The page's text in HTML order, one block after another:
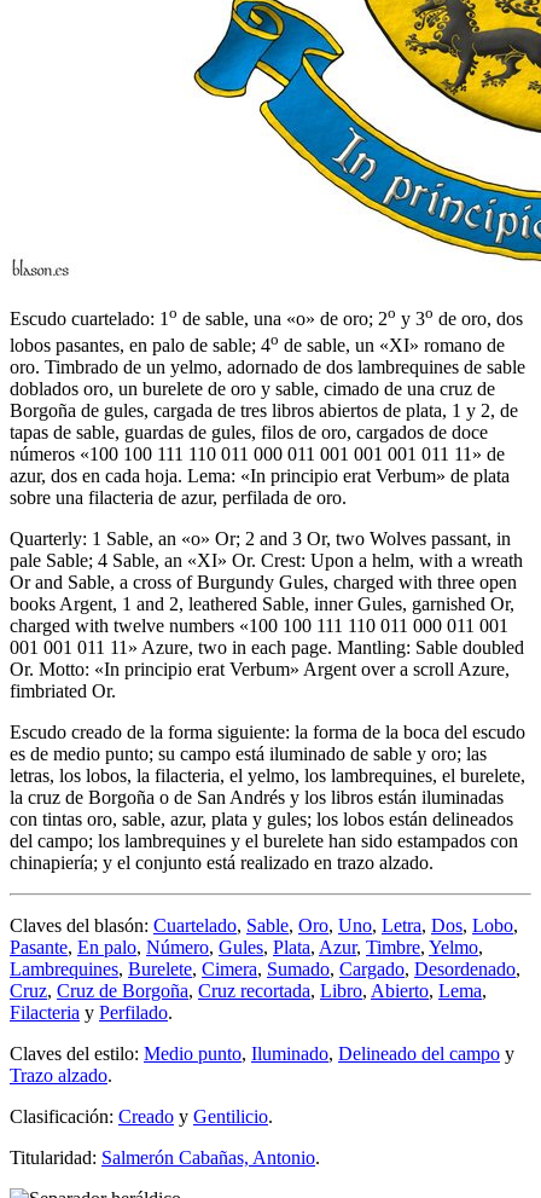
Escudo cuartelado: 1 o de sable, una «o» de oro; 2o y 3o de oro, dos
lobos pasantes, en palo de sable; 4o de sable, un «XI» romano de
oro. Timbrado de un yelmo, adornado de dos lambrequines de sable
doblados oro, un burelete de oro y sable, cimado de una cruz de
Borgoña de gules, cargada de tres libros abiertos de plata, 1 y 2, de
tapas de sable, guardas de gules, filos de oro, cargados de doce
números «100 100 111 110 011 000 011 001 001 001 011 11» de
azur, dos en cada hoja. Lema: «In principio erat Verbum» de plata
sobre una filacteria de azur, perfilada de oro.
Quarterly: 1 Sable, an «o» Or; 2 and 3 Or, two Wolves passant, in
pale Sable; 4 Sable, an «XI» Or. Crest: Upon a helm, with a wreath
Or and Sable, a cross of Burgundy Gules, charged with three open
books Argent, 1 and 2, leathered Sable, inner Gules, garnished Or,
charged with twelve numbers «100 100 111 110 011 000 011 001
001 001 011 11» Azure, two in each page. Mantling: Sable doubled
Or. Motto: «In principio erat Verbum» Argent over a scroll Azure,
fimbriated Or.
Escudo creado de la forma siguiente: la forma de la boca del escudo
es de medio punto; su campo está iluminado de sable y oro; las
letras, los lobos, la filacteria, el yelmo, los lambrequines, el burelete,
la cruz de Borgoña o de San Andrés y los libros están iluminadas
con tintas oro, sable, azur, plata y gules; los lobos están delineados
del campo; los lambrequines y el burelete han sido estampados con
chinapiería; y el conjunto está realizado en trazo alzado.
Claves del blasón: Cuartelado, Sable, Oro, Uno, Letra, Dos, Lobo,
Pasante, En palo, Número, Gules, Plata, Azur, Timbre, Yelmo,
Lambrequines, Burelete, Cimera, Sumado, Cargado, Desordenado,
Cruz, Cruz de Borgoña, Cruz recortada, Libro, Abierto, Lema,
Filacteria y Perfilado.
Claves del estilo: Medio punto, Iluminado, Delineado del campo y
Trazo alzado.
Clasificación: Creado y Gentilicio.
Titularidad: Salmerón Cabañas, Antonio.